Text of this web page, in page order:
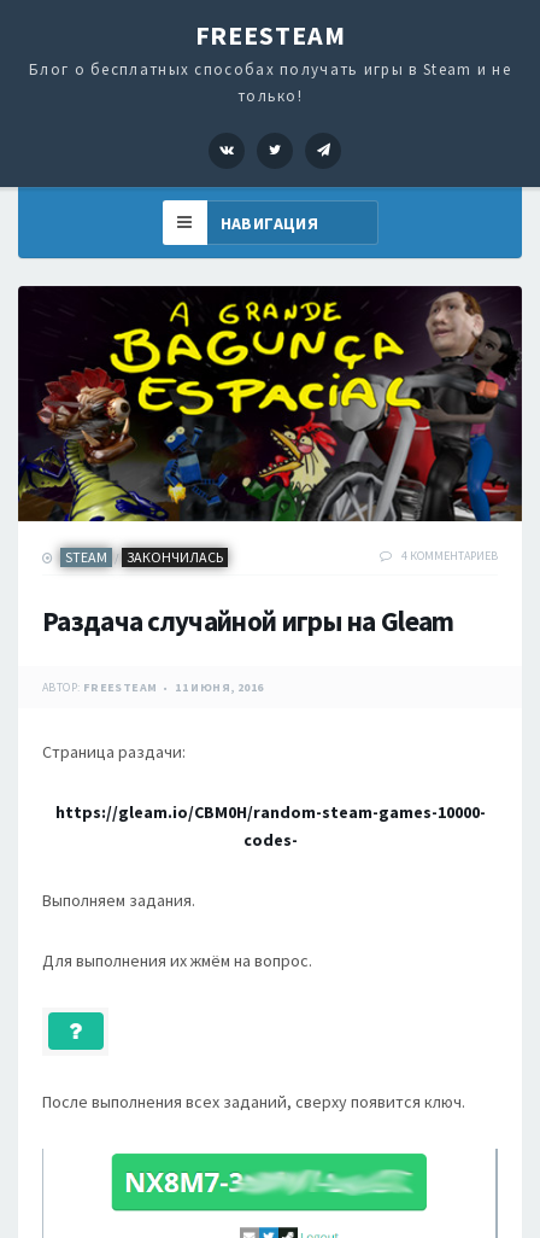
FREESTEAM
Блог о бесплатных способах получать игры в Steam и не
только!
VK Twitter
STEAM / ЗАКОНЧИЛАСЬ 4 КОММЕНТАРИЕВ
Раздача случайной игры на Gleam
АВТОР: FREESTEAM 11 ИЮНЯ, 2016
Страница раздачи:
https://gleam.io/CBM0H/random-steam-games-10000-
codes-
Выполняем задания.
Для выполнения их жмём на вопрос.
После выполнения всех заданий, сверху появится ключ.